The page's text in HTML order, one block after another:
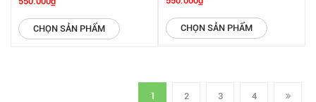
CHỌN SẢN PHẨM CHỌN SẢN PHẨM
1 2 3 4